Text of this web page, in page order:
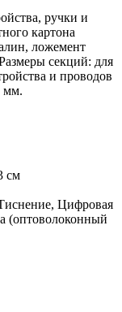
ручки и
картона
ложемент
секций: для
и проводов
мм.
см
Цифровая
(оптоволоконный